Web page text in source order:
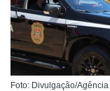
Foto: Divulgação/Agência